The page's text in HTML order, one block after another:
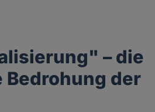
– die
Bedrohung der